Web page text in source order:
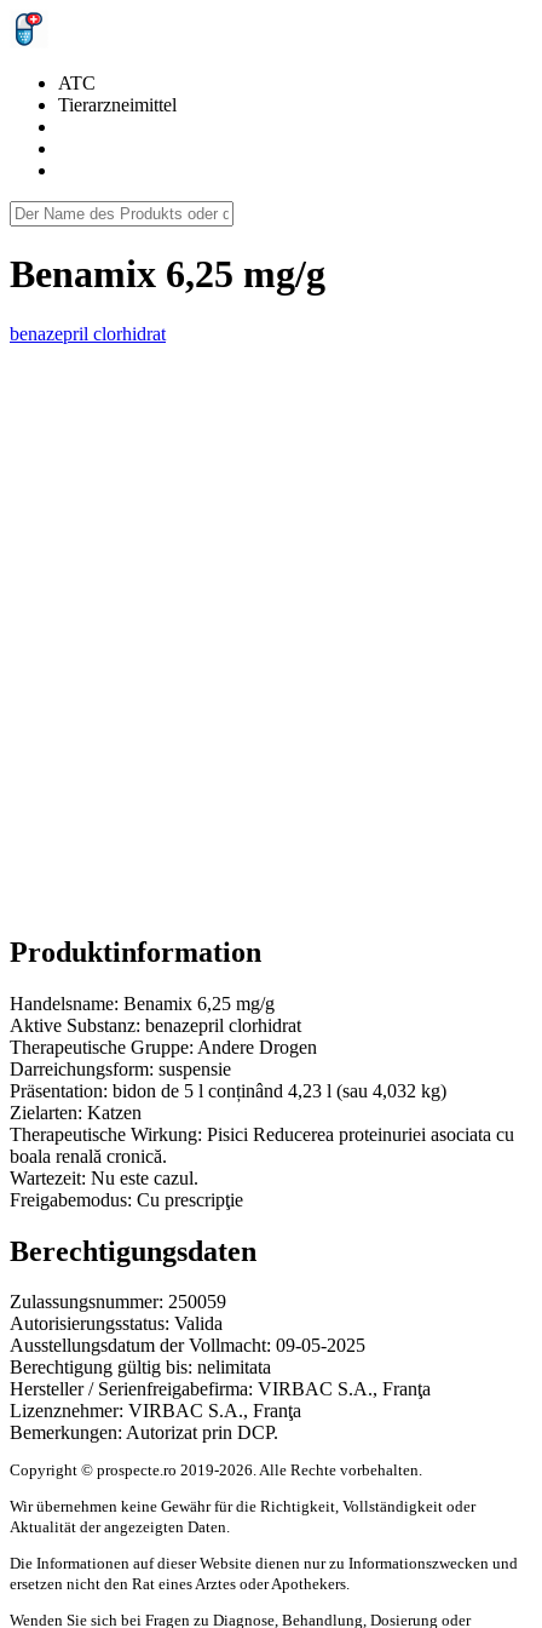
ATC
Tierarzneimittel
Benamix 6,25 mg/g
benazepril clorhidrat
Produktinformation
Handelsname: Benamix 6,25 mg/g
Aktive Substanz: benazepril clorhidrat
Therapeutische Gruppe: Andere Drogen
Darreichungsform: suspensie
Präsentation: bidon de 5 l conținând 4,23 l (sau 4,032 kg)
Zielarten: Katzen
Therapeutische Wirkung: Pisici Reducerea proteinuriei asociata cu
boala renală cronică.
Wartezeit: Nu este cazul.
Freigabemodus: Cu prescripţie
Berechtigungsdaten
Zulassungsnummer: 250059
Autorisierungsstatus: Valida
Ausstellungsdatum der Vollmacht: 09-05-2025
Berechtigung gültig bis: nelimitata
Hersteller / Serienfreigabefirma: VIRBAC S.A., Franţa
Lizenznehmer: VIRBAC S.A., Franţa
Bemerkungen: Autorizat prin DCP.
Copyright © prospecte.ro 2019-2026. Alle Rechte vorbehalten.
Wir übernehmen keine Gewähr für die Richtigkeit, Vollständigkeit oder
Aktualität der angezeigten Daten.
Die Informationen auf dieser Website dienen nur zu Informationszwecken und
ersetzen nicht den Rat eines Arztes oder Apothekers.
Wenden Sie sich bei Fragen zu Diagnose, Behandlung, Dosierung oder